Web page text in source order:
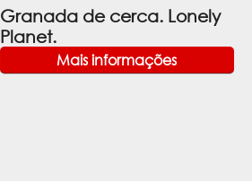
Granada de cerca. Lonely
Planet.
Mais informações